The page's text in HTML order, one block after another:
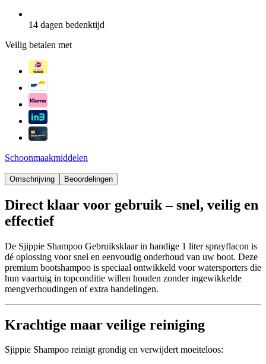
14 dagen bedenktijd
Veilig betalen met
Schoonmaakmiddelen
Omschrijving Beoordelingen
Direct klaar voor gebruik – snel, veilig en
effectief
De Sjippie Shampoo Gebruiksklaar in handige 1 liter sprayflacon is
dé oplossing voor snel en eenvoudig onderhoud van uw boot. Deze
premium bootshampoo is speciaal ontwikkeld voor watersporters die
hun vaartuig in topconditie willen houden zonder ingewikkelde
mengverhoudingen of extra handelingen.
Krachtige maar veilige reiniging
Sjippie Shampoo reinigt grondig en verwijdert moeiteloos: